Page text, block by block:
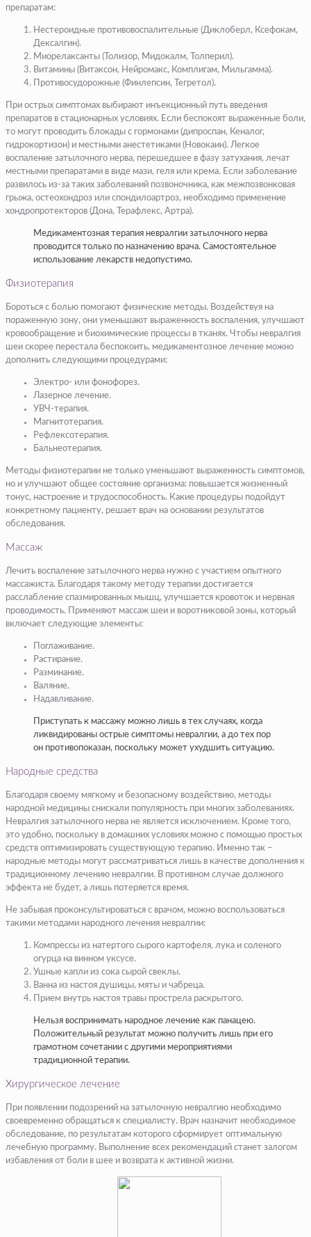
препаратам:
Нестероидные противовоспалительные (Диклоберл, Ксефокам,
Дексалгин).
Миорелаксанты (Толизор, Мидокалм, Толперил).
Витамины (Витаксон, Нейромакс, Комплигам, Мильгамма).
Противосудорожные (Финлепсин, Тегретол).
При острых симптомах выбирают инъекционный путь введения
препаратов в стационарных условиях. Если беспокоят выраженные боли,
то могут проводить блокады с гормонами (дипроспан, Кеналог,
гидрокортизон) и местными анестетиками (Новокаин). Легкое
воспаление затылочного нерва, перешедшее в фазу затухания, лечат
местными препаратами в виде мази, геля или крема. Если заболевание
развилось из-за таких заболеваний позвоночника, как межпозвонковая
грыжа, остеохондроз или спондилоартроз, необходимо применение
хондропротекторов (Дона, Терафлекс, Артра).
Медикаментозная терапия невралгии затылочного нерва
проводится только по назначению врача. Самостоятельное
использование лекарств недопустимо.
Физиотерапия
Бороться с болью помогают физические методы. Воздействуя на
пораженную зону, они уменьшают выраженность воспаления, улучшают
кровообращение и биохимические процессы в тканях. Чтобы невралгия
шеи скорее перестала беспокоить, медикаментозное лечение можно
дополнить следующими процедурами:
Электро- или фонофорез.
Лазерное лечение.
УВЧ-терапия.
Магнитотерапия.
Рефлексотерапия.
Бальнеотерапия.
Методы физиотерапии не только уменьшают выраженность симптомов,
но и улучшают общее состояние организма: повышается жизненный
тонус, настроение и трудоспособность. Какие процедуры подойдут
конкретному пациенту, решает врач на основании результатов
обследования.
Массаж
Лечить воспаление затылочного нерва нужно с участием опытного
массажиста. Благодаря такому методу терапии достигается
расслабление спазмированных мышц, улучшается кровоток и нервная
проводимость. Применяют массаж шеи и воротниковой зоны, который
включает следующие элементы:
Поглаживание.
Растирание.
Разминание.
Валяние.
Надавливание.
Приступать к массажу можно лишь в тех случаях, когда
ликвидированы острые симптомы невралгии, а до тех пор
он противопоказан, поскольку может ухудшить ситуацию.
Народные средства
Благодаря своему мягкому и безопасному воздействию, методы
народной медицины снискали популярность при многих заболеваниях.
Невралгия затылочного нерва не является исключением. Кроме того,
это удобно, поскольку в домашних условиях можно с помощью простых
средств оптимизировать существующую терапию. Именно так –
народные методы могут рассматриваться лишь в качестве дополнения к
традиционному лечению невралгии. В противном случае должного
эффекта не будет, а лишь потеряется время.
Не забывая проконсультироваться с врачом, можно воспользоваться
такими методами народного лечения невралгии:
Компрессы из натертого сырого картофеля, лука и соленого
огурца на винном уксусе.
Ушные капли из сока сырой свеклы.
Ванна из настоя душицы, мяты и чабреца.
Прием внутрь настоя травы прострела раскрытого.
Нельзя воспринимать народное лечение как панацею.
Положительный результат можно получить лишь при его
грамотном сочетании с другими мероприятиями
традиционной терапии.
Хирургическое лечение
При появлении подозрений на затылочную невралгию необходимо
своевременно обращаться к специалисту. Врач назначит необходимое
обследование, по результатам которого сформирует оптимальную
лечебную программу. Выполнение всех рекомендаций станет залогом
избавления от боли в шее и возврата к активной жизни.